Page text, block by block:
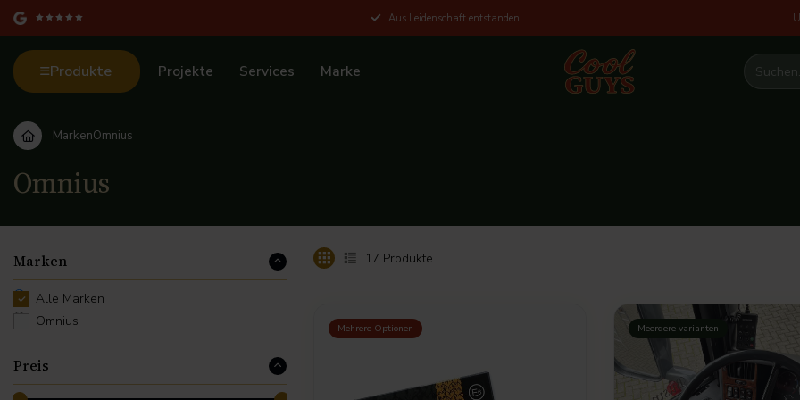
Aus Leidenschaft entstanden
Produkte Projekte Services Marke
MarkenOmnius
Omnius
Marken
Alle Marken
Omnius
Preis
17 Produkte
Mehrere Optionen Meerdere varianten